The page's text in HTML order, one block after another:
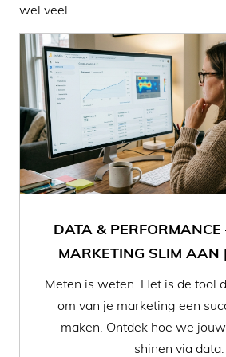
wel veel.
DATA & PERFORMANCE
MARKETING SLIM AAN
Meten is weten. Het is de tool
om van je marketing een
maken. Ontdek hoe we
shinen via data.